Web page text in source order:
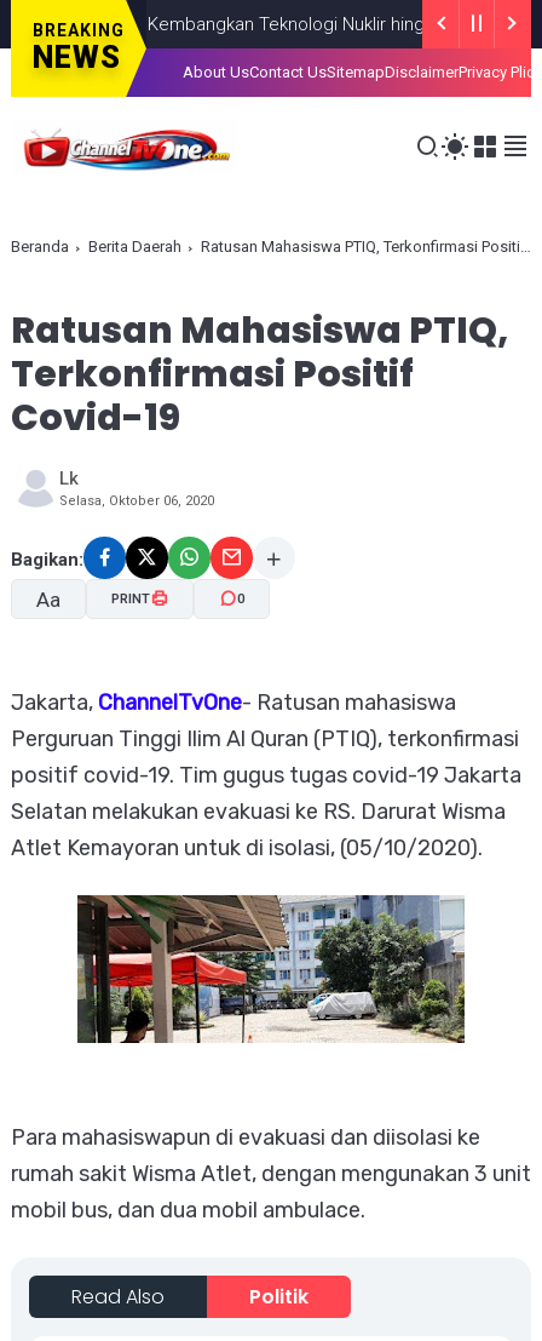
BREAKING
NEWS
Fokus Kembangkan Teknologi Nuklir hingga AI NASIONAL
About UsContact UsSitemapDisclaimerPrivacy Plice
Beranda Berita Daerah Ratusan Mahasiswa PTIQ, Terkonfirmasi Positif Covid-19
Ratusan Mahasiswa PTIQ,
Terkonfirmasi Positif
Covid-19
Lk
Selasa, Oktober 06, 2020
Bagikan:
Aa
A- A+
PRINT 0
Jakarta, ChannelTvOne- Ratusan mahasiswa
Perguruan Tinggi Ilim Al Quran (PTIQ), terkonfirmasi
positif covid-19. Tim gugus tugas covid-19 Jakarta
Selatan melakukan evakuasi ke RS. Darurat Wisma
Atlet Kemayoran untuk di isolasi, (05/10/2020).
Para mahasiswapun di evakuasi dan diisolasi ke
rumah sakit Wisma Atlet, dengan mengunakan 3 unit
mobil bus, dan dua mobil ambulace.
Read Also Politik